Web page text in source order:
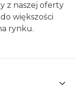
z naszej oferty
większości
rynku.